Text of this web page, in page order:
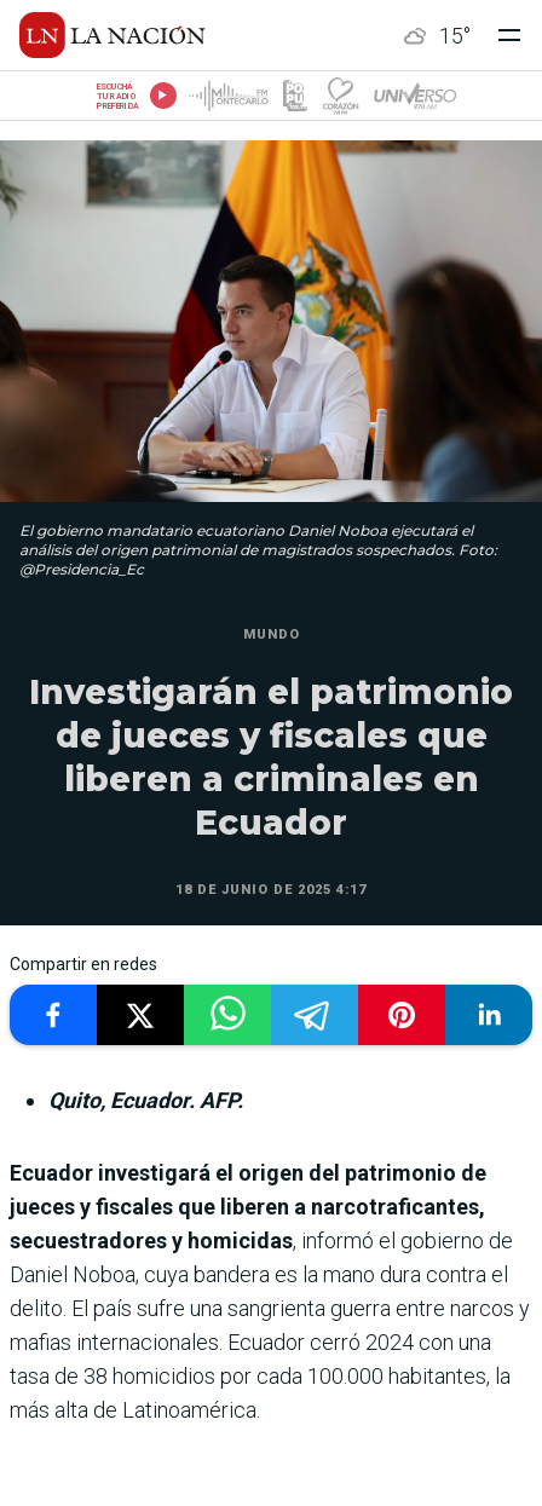
15°
ESCUCHÁ
TU RADIO
PREFERIDA
El gobierno mandatario ecuatoriano Daniel Noboa ejecutará el
análisis del origen patrimonial de magistrados sospechados. Foto:
@Presidencia_Ec
MUNDO
Investigarán el patrimonio
de jueces y fiscales que
liberen a criminales en
Ecuador
18 DE JUNIO DE 2025 4:17
Compartir en redes
Quito, Ecuador. AFP.
Ecuador investigará el origen del patrimonio de
jueces y fiscales que liberen a narcotraficantes,
secuestradores y homicidas, informó el gobierno de
Daniel Noboa, cuya bandera es la mano dura contra el
delito. El país sufre una sangrienta guerra entre narcos y
mafias internacionales. Ecuador cerró 2024 con una
tasa de 38 homicidios por cada 100.000 habitantes, la
más alta de Latinoamérica.